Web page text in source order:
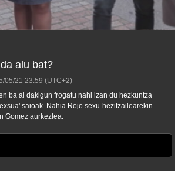
alu bat?
05/21 23:59 (UTC+2)
ba al dakigun frogatu nahi izan du hezkuntza
saioak. Nahia Rojo sexu-hezitzailearekin
Gomez aurkezlea.